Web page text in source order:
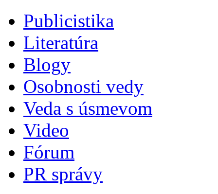
Publicistika
Literatúra
Blogy
Osobnosti vedy
Veda s úsmevom
Video
Fórum
PR správy